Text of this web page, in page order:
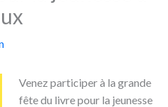
Venez participer à la grande
fête du livre pour la jeunesse